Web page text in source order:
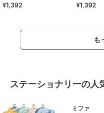
¥1,392 ¥1,392
も
ステーショナリーの人
ミファ